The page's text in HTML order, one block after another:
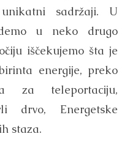
sadržaji. U
u neko drugo
iščekujemo šta je
energije, preko
za teleportaciju,
drvo, Energetske
staza.